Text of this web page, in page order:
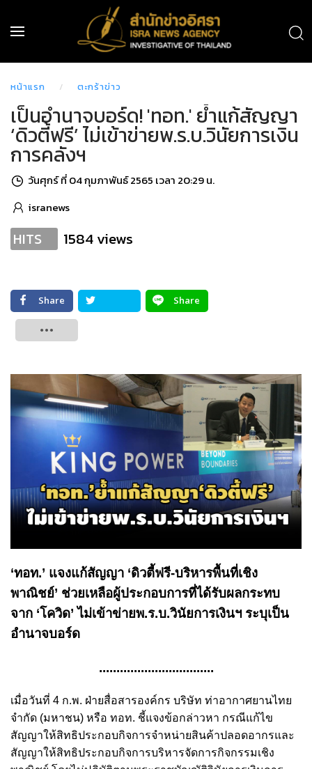
หน้าแรก ตะกร้าข่าว
เป็นอำนาจบอร์ด! 'ทอท.' ย้ำแก้สัญญา
‘ดิวตี้ฟรี’ ไม่เข้าข่ายพ.ร.บ.วินัยการเงิน
การคลังฯ
วันศุกร์ ที่ 04 กุมภาพันธ์ 2565 เวลา 20:29 น.
isranews
HITS 1584 views
Share
Share
‘ทอท.’ แจงแก้สัญญา ‘ดิวตี้ฟรี-บริหารพื้นที่เชิง
พาณิชย์’ ช่วยเหลือผู้ประกอบการที่ได้รับผลกระทบ
จาก ‘โควิด’ ไม่เข้าข่ายพ.ร.บ.วินัยการเงินฯ ระบุเป็น
อำนาจบอร์ด
.................................
เมื่อวันที่ 4 ก.พ. ฝ่ายสื่อสารองค์กร บริษัท ท่าอากาศยานไทย
จำกัด (มหาชน) หรือ ทอท. ชี้แจงข้อกล่าวหา กรณีแก้ไข
สัญญาให้สิทธิประกอบกิจการจำหน่ายสินค้าปลอดอากรและ
สัญญาให้สิทธิประกอบกิจการบริหารจัดการกิจกรรมเชิง